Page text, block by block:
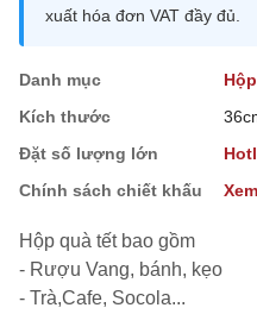
xuất hóa đơn VAT đầy đủ.
Danh mục
Kích thước
Đặt số lượng lớn
Chính sách chiết khấu
Hộp quà tết bao gồm
- Rượu Vang, bánh, kẹo
- Trà,Cafe, Socola...